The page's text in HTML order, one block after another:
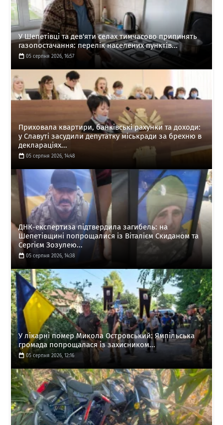
У Шепетівці та дев'яти селах тимчасово припинять
газопостачання: перелік населених пунктів...
05 серпня 2026, 16:57
Приховала квартири, банківські рахунки та доходи:
у Славуті засудили депутатку міськради за брехню в
деклараціях...
05 серпня 2026, 14:48
ДНК-експертиза підтвердила загибель: на
Шепетівщині попрощалися із Віталієм Скиданом та
Сергієм Зозулею...
05 серпня 2026, 14:38
У лікарні помер Микола Островський: Ямпільська
громада попрощалася із захисником...
05 серпня 2026, 12:16